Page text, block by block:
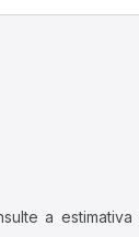
a estimativa